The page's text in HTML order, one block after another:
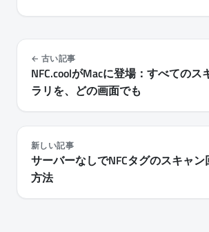
古い記事
NFC.coolがMacに登場：すべてのス
ラリを、どの画面でも
新しい記事
サーバーなしでNFCタグのスキャ
方法